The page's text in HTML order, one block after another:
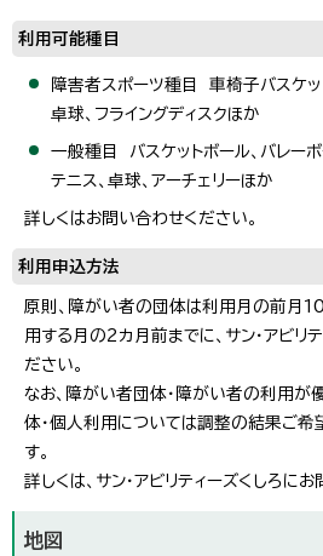
利用可能種目
障害者スポーツ種目 車椅子バスケッ
卓球、フライングディスクほか
一般種目 バスケットボール、バレーボ
テニス、卓球、アーチェリーほか
詳しくはお問い合わせください。
利用申込方法
原則、障がい者の団体は利用月の前月10
用する月の2カ月前までに、サン・アビリ
ださい。
なお、障がい者団体・障がい者の利用が
体・個人利用については調整の結果ご希
す。
詳しくは、サン・アビリティーズくしろに
地図